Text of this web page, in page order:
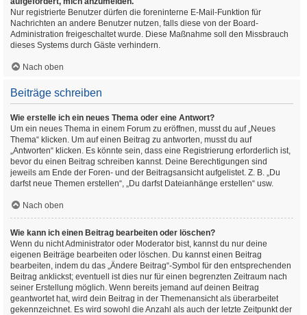
Nur registrierte Benutzer dürfen die foreninterne E-Mail-Funktion für
Nachrichten an andere Benutzer nutzen, falls diese von der Board-
Administration freigeschaltet wurde. Diese Maßnahme soll den Missbrauch
dieses Systems durch Gäste verhindern.
Nach oben
Beiträge schreiben
Wie erstelle ich ein neues Thema oder eine Antwort?
Um ein neues Thema in einem Forum zu eröffnen, musst du auf „Neues
Thema“ klicken. Um auf einen Beitrag zu antworten, musst du auf
„Antworten“ klicken. Es könnte sein, dass eine Registrierung erforderlich ist,
bevor du einen Beitrag schreiben kannst. Deine Berechtigungen sind
jeweils am Ende der Foren- und der Beitragsansicht aufgelistet. Z. B. „Du
darfst neue Themen erstellen“, „Du darfst Dateianhänge erstellen“ usw.
Nach oben
Wie kann ich einen Beitrag bearbeiten oder löschen?
Wenn du nicht Administrator oder Moderator bist, kannst du nur deine
eigenen Beiträge bearbeiten oder löschen. Du kannst einen Beitrag
bearbeiten, indem du das „Ändere Beitrag“-Symbol für den entsprechenden
Beitrag anklickst; eventuell ist dies nur für einen begrenzten Zeitraum nach
seiner Erstellung möglich. Wenn bereits jemand auf deinen Beitrag
geantwortet hat, wird dein Beitrag in der Themenansicht als überarbeitet
gekennzeichnet. Es wird sowohl die Anzahl als auch der letzte Zeitpunkt der